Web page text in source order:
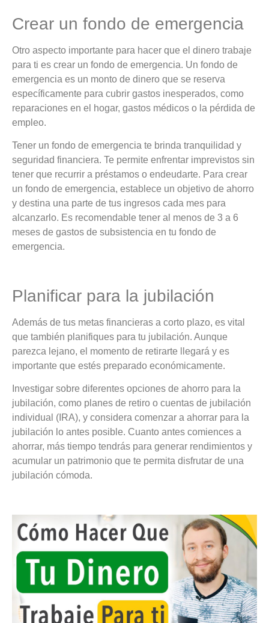
Crear un fondo de emergencia
Otro aspecto importante para hacer que el dinero trabaje
para ti es crear un fondo de emergencia. Un fondo de
emergencia es un monto de dinero que se reserva
específicamente para cubrir gastos inesperados, como
reparaciones en el hogar, gastos médicos o la pérdida de
empleo.
Tener un fondo de emergencia te brinda tranquilidad y
seguridad financiera. Te permite enfrentar imprevistos sin
tener que recurrir a préstamos o endeudarte. Para crear
un fondo de emergencia, establece un objetivo de ahorro
y destina una parte de tus ingresos cada mes para
alcanzarlo. Es recomendable tener al menos de 3 a 6
meses de gastos de subsistencia en tu fondo de
emergencia.
Planificar para la jubilación
Además de tus metas financieras a corto plazo, es vital
que también planifiques para tu jubilación. Aunque
parezca lejano, el momento de retirarte llegará y es
importante que estés preparado económicamente.
Investigar sobre diferentes opciones de ahorro para la
jubilación, como planes de retiro o cuentas de jubilación
individual (IRA), y considera comenzar a ahorrar para la
jubilación lo antes posible. Cuanto antes comiences a
ahorrar, más tiempo tendrás para generar rendimientos y
acumular un patrimonio que te permita disfrutar de una
jubilación cómoda.